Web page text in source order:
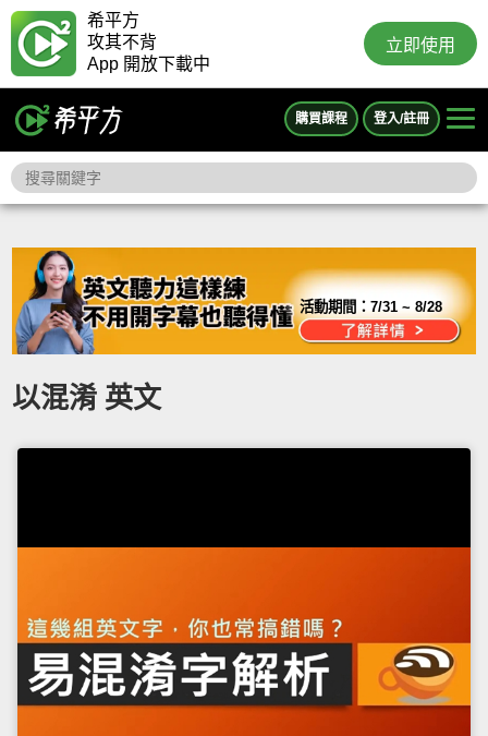
希平方
攻其不背
App 開放下載中
立即使用
購買課程 登入/註冊
活動期間：7/31 ~ 8/28
以混淆 英文